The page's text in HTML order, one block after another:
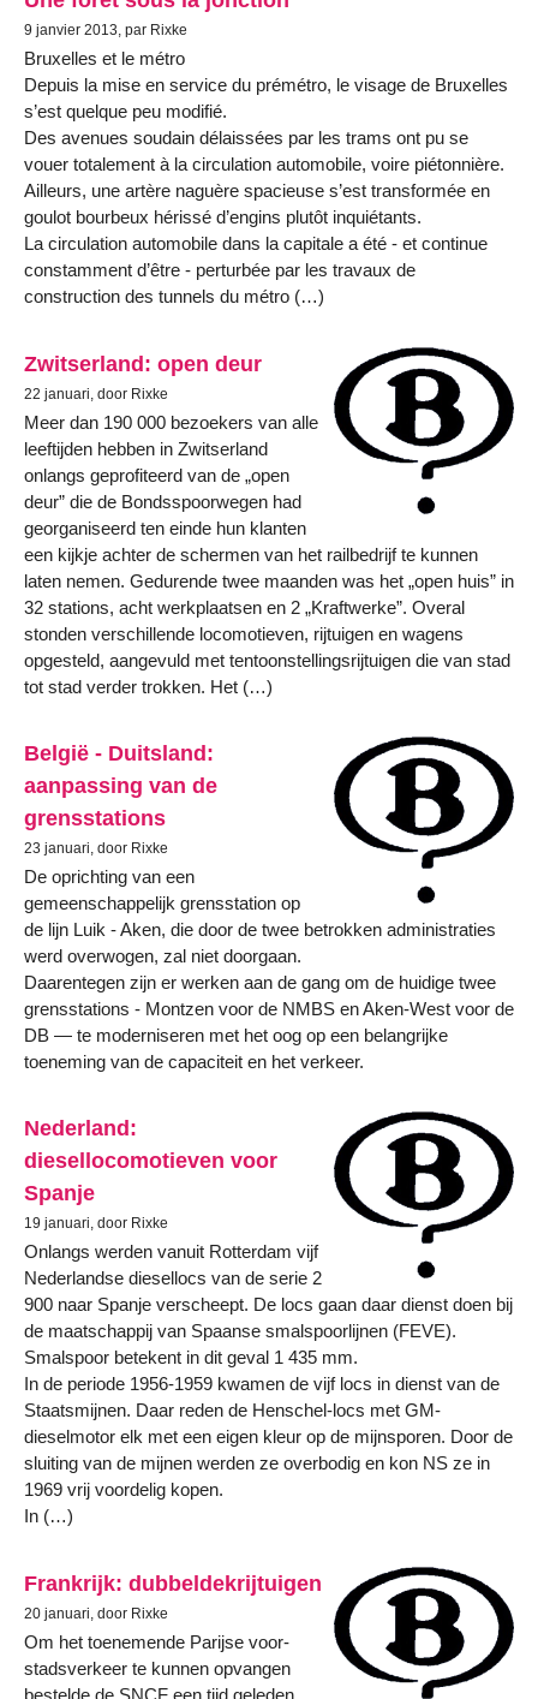
9 janvier 2013, par Rixke
Bruxelles et le métro
Depuis la mise en service du prémétro, le visage de Bruxelles
s’est quelque peu modifié.
Des avenues soudain délaissées par les trams ont pu se
vouer totalement à la circulation automobile, voire piétonnière.
Ailleurs, une artère naguère spacieuse s’est transformée en
goulot bourbeux hérissé d’engins plutôt inquiétants.
La circulation automobile dans la capitale a été - et continue
constamment d’être - perturbée par les travaux de
construction des tunnels du métro (…)
Zwitserland: open deur
22 januari, door Rixke
Meer dan 190 000 bezoekers van alle
leeftijden hebben in Zwitserland
onlangs geprofiteerd van de „open
deur” die de Bondsspoorwegen had
georganiseerd ten einde hun klanten
een kijkje achter de schermen van het railbedrijf te kunnen
laten nemen. Gedurende twee maanden was het „open huis” in
32 stations, acht werkplaatsen en 2 „Kraftwerke”. Overal
stonden verschillende locomotieven, rijtuigen en wagens
opgesteld, aangevuld met tentoonstellingsrijtuigen die van stad
tot stad verder trokken. Het (…)
België - Duitsland:
aanpassing van de
grensstations
23 januari, door Rixke
De oprichting van een
gemeenschappelijk grensstation op
de lijn Luik - Aken, die door de twee betrokken administraties
werd overwogen, zal niet doorgaan.
Daarentegen zijn er werken aan de gang om de huidige twee
grensstations - Montzen voor de NMBS en Aken-West voor de
DB — te moderniseren met het oog op een belangrijke
toeneming van de capaciteit en het verkeer.
Nederland:
diesellocomotieven voor
Spanje
19 januari, door Rixke
Onlangs werden vanuit Rotterdam vijf
Nederlandse diesellocs van de serie 2
900 naar Spanje verscheept. De locs gaan daar dienst doen bij
de maatschappij van Spaanse smalspoorlijnen (FEVE).
Smalspoor betekent in dit geval 1 435 mm.
In de periode 1956-1959 kwamen de vijf locs in dienst van de
Staatsmijnen. Daar reden de Henschel-locs met GM-
dieselmotor elk met een eigen kleur op de mijnsporen. Door de
sluiting van de mijnen werden ze overbodig en kon NS ze in
1969 vrij voordelig kopen.
In (…)
Frankrijk: dubbeldekrijtuigen
20 januari, door Rixke
Om het toenemende Parijse voor-
stadsverkeer te kunnen opvangen
bestelde de SNCF een tijd geleden